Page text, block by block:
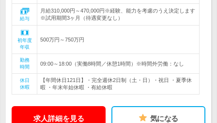
給与
月給310,000円～470,000円※経験、能力を考慮のうえ決定します
※試用期間3ヶ月（待遇変更なし）
初年度
年収
500万円～750万円
勤務
時間
09:00～18:00（実働8時間／休憩1時間）※時間外労働：なし
休日
休暇
【年間休日121日】・完全週休2日制（土・日）・祝日 ・夏季休
暇 ・年末年始休暇 ・有給休暇
求人詳細を見る 気になる